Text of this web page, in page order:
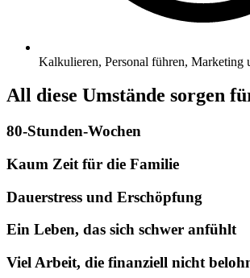
Kalkulieren, Personal führen, Marketing
All diese Umstände sorgen
80-Stunden-Wochen
Kaum Zeit für die Familie
Dauerstress und Erschöpfung
Ein Leben, das sich schwer anfühlt
Viel Arbeit, die finanziell nicht